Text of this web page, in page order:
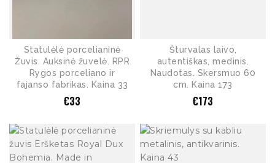
Statulėlė porcelianinė
Žuvis. Auksinė žuvelė. RPR
Rygos porceliano ir
fajanso fabrikas. Kaina 33
€33
Šturvalas laivo,
autentiškas, medinis.
Naudotas. Skersmuo 60
cm. Kaina 173
€173